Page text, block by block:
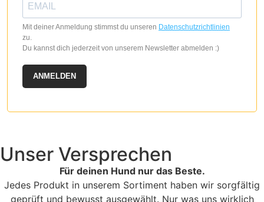
Mit deiner Anmeldung stimmst du unseren Datenschutzrichtlinien
zu.
Du kannst dich jederzeit von unserem Newsletter abmelden :)
ANMELDEN
Unser Versprechen
Für deinen Hund nur das Beste.
Jedes Produkt in unserem Sortiment haben wir sorgfältig
geprüft und bewusst ausgewählt. Nur was uns wirklich